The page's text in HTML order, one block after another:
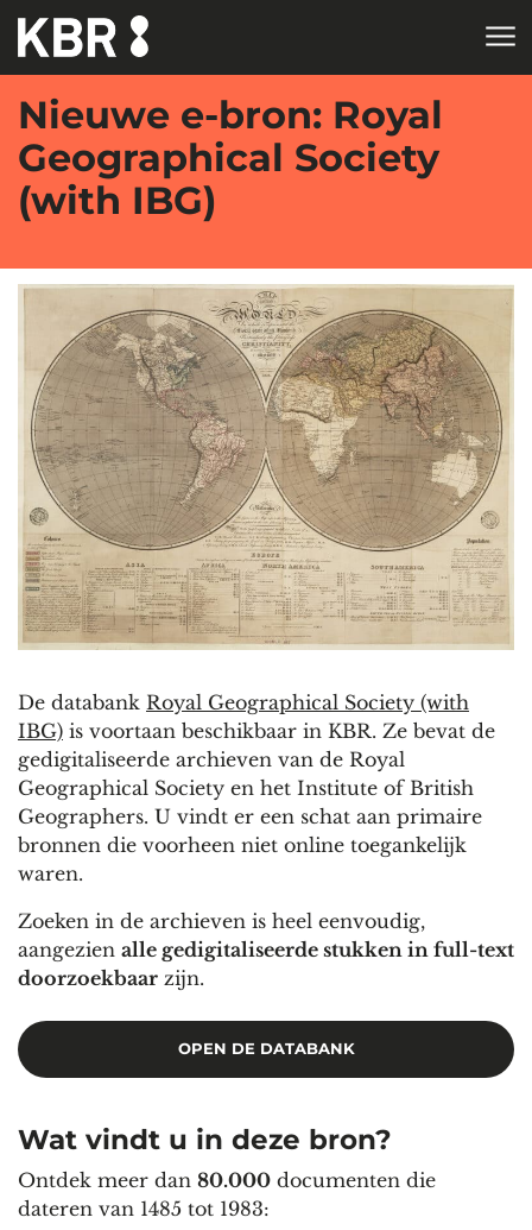
Skip to main content
Nieuwe e-bron: Royal
Geographical Society
(with IBG)
De databank Royal Geographical Society (with
IBG) is voortaan beschikbaar in KBR. Ze bevat de
gedigitaliseerde archieven van de Royal
Geographical Society en het Institute of British
Geographers. U vindt er een schat aan primaire
bronnen die voorheen niet online toegankelijk
waren.
Zoeken in de archieven is heel eenvoudig,
aangezien alle gedigitaliseerde stukken in full-text
doorzoekbaar zijn.
OPEN DE DATABANK
Wat vindt u in deze bron?
Ontdek meer dan 80.000 documenten die
dateren van 1485 tot 1983: